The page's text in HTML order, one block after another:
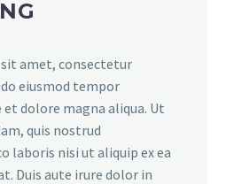
amet, consectetur
eiusmod tempor
dolore magna aliqua. Ut
quis nostrud
laboris nisi ut aliquip ex ea
Duis aute irure dolor in